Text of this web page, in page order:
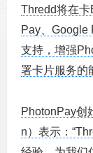
Thredd将在
Pay、Google
支持，增强
署卡片服务的
PhotonPay创
n）表示：